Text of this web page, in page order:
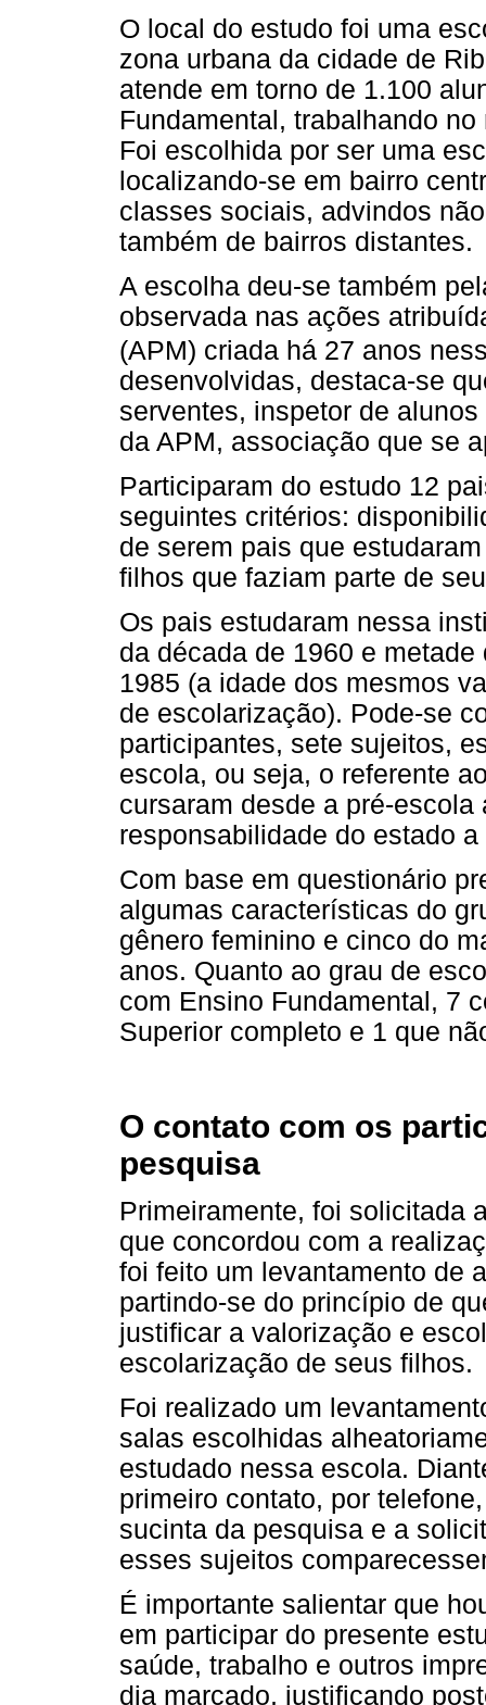
O local do estudo foi uma
zona urbana da cidade de
atende em torno de 1.100
Fundamental, trabalhando
Foi escolhida por ser uma
localizando-se em bairro
classes sociais, advindos
também de bairros distantes.
A escolha deu-se também
observada nas ações
(APM) criada há 27 anos
desenvolvidas, destaca-se
serventes, inspetor de
da APM, associação que se
Participaram do estudo 12
seguintes critérios:
de serem pais que
filhos que faziam parte de
Os pais estudaram nessa
da década de 1960 e
1985 (a idade dos mesmos
de escolarização). Pode-se
participantes, sete sujeitos,
escola, ou seja, o referente
cursaram desde a pré-escola
responsabilidade do estado
Com base em questionário
algumas características do
gênero feminino e cinco do
anos. Quanto ao grau de
com Ensino Fundamental, 7
Superior completo e 1 que
O contato com os
pesquisa
Primeiramente, foi solicitada
que concordou com a
foi feito um levantamento de
partindo-se do princípio de
justificar a valorização e
escolarização de seus filhos.
Foi realizado um
salas escolhidas
estudado nessa escola.
primeiro contato, por
sucinta da pesquisa e a
esses sujeitos
É importante salientar que
em participar do presente
saúde, trabalho e outros
dia marcado, justificando